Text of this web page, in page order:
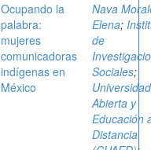
Ocupando la
palabra:
mujeres
comunicadoras
indígenas en
México
Nava
Elena;
de
Sociales;
Universidad
Abierta y
Educación
Distancia